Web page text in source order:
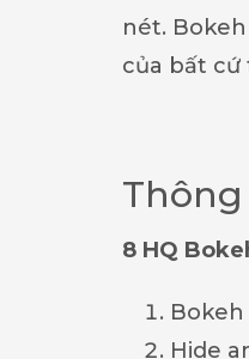
nét.
của bất cứ
8 HQ
Hide